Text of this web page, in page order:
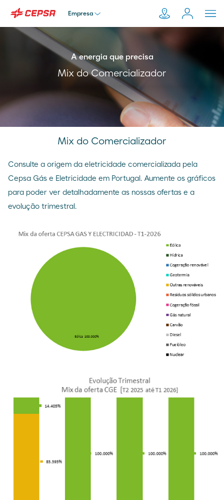
Empresa
Empresa
Distribuidor
A energia que precisa
Mix do Comercializador
Mix do Comercializador
Consulte a origem da eletricidade comercializada pela
Cepsa Gás e Eletricidade em Portugal. Aumente os gráficos
para poder ver detalhadamente as nossas ofertas e a
evolução trimestral.